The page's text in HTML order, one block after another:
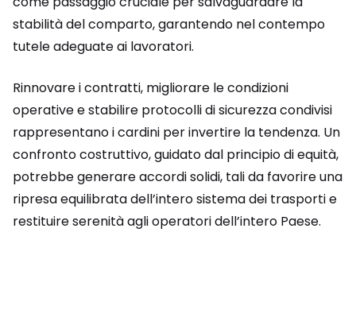
stabilità del comparto, garantendo nel contempo
tutele adeguate ai lavoratori.
Rinnovare i contratti, migliorare le condizioni
operative e stabilire protocolli di sicurezza condivisi
rappresentano i cardini per invertire la tendenza. Un
confronto costruttivo, guidato dal principio di equità,
potrebbe generare accordi solidi, tali da favorire una
ripresa equilibrata dell’intero sistema dei trasporti e
restituire serenità agli operatori dell’intero Paese.